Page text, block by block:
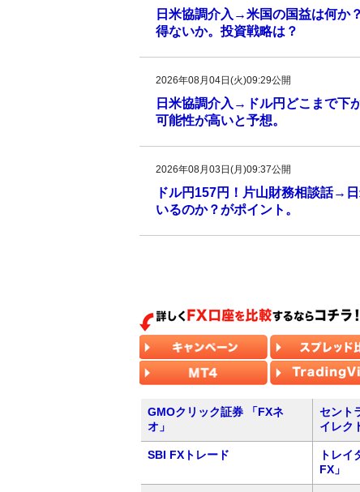
日米協調介入→米国の国益は何か
得ないか。投資戦略は？
2026年08月04日(火)09:29公開
日米協調介入→ドル円どこまで下
可能性が高いと予想。
2026年08月03日(月)09:37公開
ドル円157円！片山財務相談話→
いるのか？がポイント。
GMOクリック証券 「FXネ
オ」
セント
イレク
SBI FXトレード
トレイ
FX」